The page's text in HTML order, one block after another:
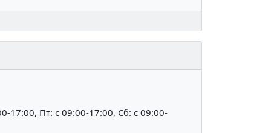
17:00, Пт: c 09:00-17:00, Сб: c 09:00-